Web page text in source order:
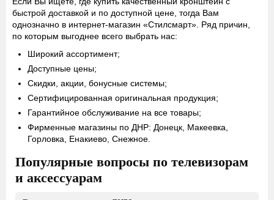
быстрой доставкой и по доступной цене, тогда Вам
однозначно в интернет-магазин «Стилсмарт». Ряд причин,
по которым выгоднее всего выбрать нас:
Широкий ассортимент;
Доступные цены;
Скидки, акции, бонусные системы;
Сертифицированная оригинальная продукция;
Гарантийное обслуживание на все товары;
Фирменные магазины по ДНР: Донецк, Макеевка,
Горловка, Енакиево, Снежное.
Популярные вопросы по телевизорам
и аксессуарам